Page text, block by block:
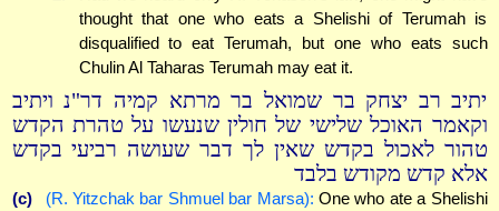
thought that one who eats a Shelishi of Terumah is
disqualified to eat Terumah, but one who eats such
Chulin Al Taharas Terumah may eat it.
יתיב רב יצחק בר שמואל בר מרתא קמיה דר"נ ויתיב
וקאמר האוכל שלישי של חולין שנעשו על טהרת הקדש
טהור לאכול בקדש שאין לך דבר שעושה רביעי בקדש
אלא קדש מקודש בלבד
(c) (R. Yitzchak bar Shmuel bar Marsa): One who ate a Shelishi